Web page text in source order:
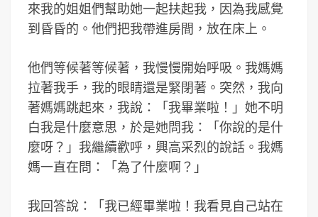
來我的姐姐們幫助她一起扶起我，因為我感覺
到昏昏的。他們把我帶進房間，放在床上。
他們等候著等候著，我慢慢開始呼吸。我媽媽
拉著我手，我的眼睛還是緊閉著。突然，我向
著媽媽跳起來，我說：「我畢業啦！」她不明
白我是什麼意思，於是她問我：「你說的是什
麼呀？」我繼續歡呼，興高采烈的說話。我媽
媽一直在問：「為了什麼啊？」
我回答說：「我已經畢業啦！我看見自己站在